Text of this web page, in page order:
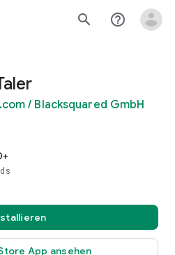
search help_outline
/ Blacksquared GmbH
App ansehen